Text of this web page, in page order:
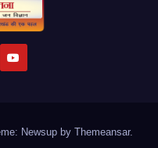
Newsup by Themeansar.